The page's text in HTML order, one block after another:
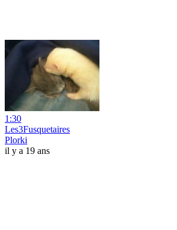
1:30
Les3Fusquetaires
Plorki
il y a 19 ans